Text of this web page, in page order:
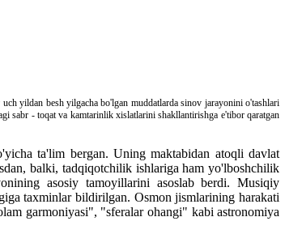
yildan besh yilgacha bo'lgan muddatlarda sinov jarayonini o'tashlari
sabr - toqat va kamtarinlik xislatlarini shakllantirishga e'tibor qaratgan
ta'lim bergan. Uning maktabidan atoqli davlat
balki, tadqiqotchilik ishlariga ham yo'lboshchilik
asosiy tamoyillarini asoslab berdi. Musiqiy
taxminlar bildirilgan. Osmon jismlarining harakati
garmoniyasi", "sferalar ohangi" kabi astronomiya